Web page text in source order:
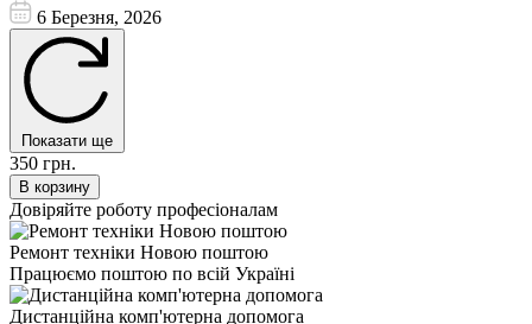
6 Березня, 2026
Показати ще
350 грн.
В корзину
Довіряйте роботу професіоналам
Ремонт техніки Новою поштою
Працюємо поштою по всій Україні
Дистанційна комп'ютерна допомога